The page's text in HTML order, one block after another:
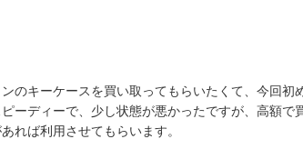
のキーケースを買い取ってもらいたくて、今回初
ーディーで、少し状態が悪かったですが、高額で
れば利用させてもらいます。